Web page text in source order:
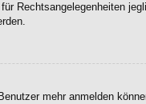
Rechtsangelegenheiten
mehr anmelden